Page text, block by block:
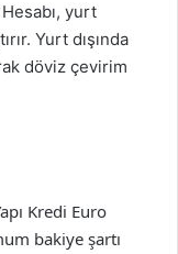
yurt
Yurt dışında
döviz çevirim
Kredi Euro
bakiye şartı